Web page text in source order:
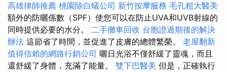
高雄律師推薦 桃園除白蟻公司 新竹按摩服務 毛孔粗大醫美
額外的防曬係數（SPF）使您可以在防止UVA和UVB射線的
同時提供必要的水分。 二手攤車回收 台胞證過期後的解決
辦法 這節省了時間，並促進了皮膚的總體繁榮。 老屋翻新
值得信賴的網路行銷公司 曬日光浴不僅舒緩了靈魂，而且
還舒緩了身體，充滿了能量。 雙下巴醫美 但是，正確執行